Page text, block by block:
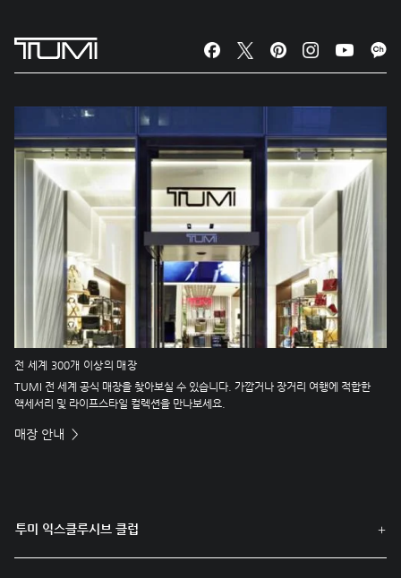
전 세계 300개 이상의 매장
TUMI 전 세계 공식 매장을 찾아보실 수 있습니다. 가깝거나 장거리 여행에 적합한
액세서리 및 라이프스타일 컬렉션을 만나보세요.
매장 안내
투미 익스클루시브 클럽